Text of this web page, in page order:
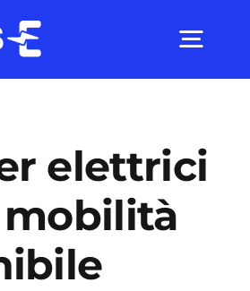
e ricerche
di mercato
elettrici